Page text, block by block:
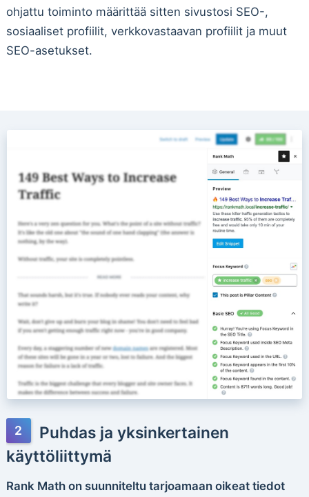
ohjattu toiminto määrittää sitten sivustosi SEO-,
sosiaaliset profiilit, verkkovastaavan profiilit ja muut
SEO-asetukset.
Puhdas ja yksinkertainen
käyttöliittymä
Rank Math on suunniteltu tarjoamaan oikeat tiedot